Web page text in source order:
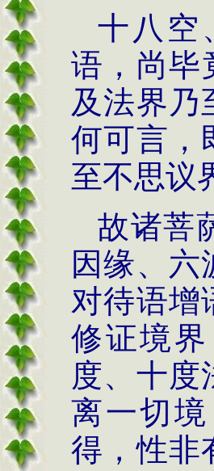
十八空
语，尚毕
及法界乃
何可言，
至不思议
故诸菩
因缘、
对待语增
修证境
度、十度
离一切
得，性非